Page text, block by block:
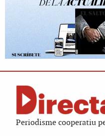
Periodisme cooperatiu